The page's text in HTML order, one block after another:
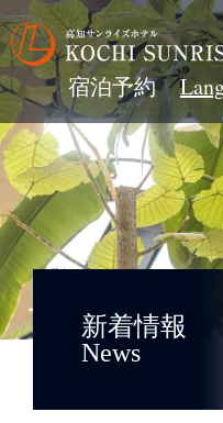
宿泊予約
新着情報
News